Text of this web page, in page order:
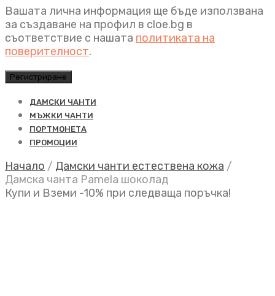
Вашата лична информация ще бъде използвана
за създаване на профил в cloe.bg в
съответствие с нашата политиката на
поверителност.
Регистриране
ДАМСКИ ЧАНТИ
МЪЖКИ ЧАНТИ
ПОРТМОНЕТА
ПРОМОЦИИ
Начало / Дамски чанти естествена кожа /
Дамска чанта Pamela шоколад
Купи и Вземи -10% при следваща поръчка!